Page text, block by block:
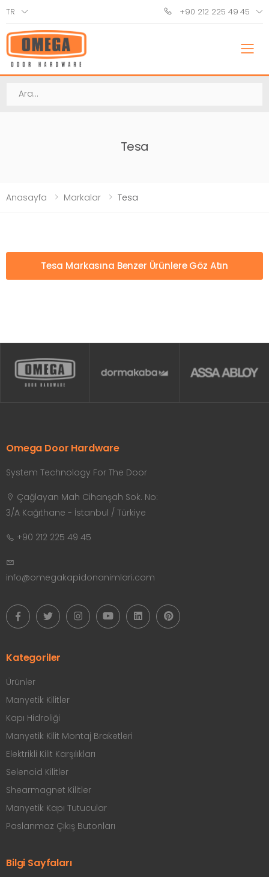
TR +90 212 225 49 45
Ara
Tesa
Anasayfa Markalar Tesa
Tesa Markasına Benzer Ürünlere Göz Atın
Omega Door Hardware
System Technology For The Door
Çağlayan Mah Cihanşah Sok. No:
3/A Kağıthane - İstanbul / Türkiye
+90 212 225 49 45
info@omegakapidonanimlari.com
Kategoriler
Ürünler
Manyetik Kilitler
Kapı Hidroliği
Manyetik Kilit Montaj Braketleri
Elektrikli Kilit Karşılıkları
Selenoid Kilitler
Shearmagnet Kilitler
Manyetik Kapı Tutucular
Paslanmaz Çıkış Butonları
Bilgi Sayfaları